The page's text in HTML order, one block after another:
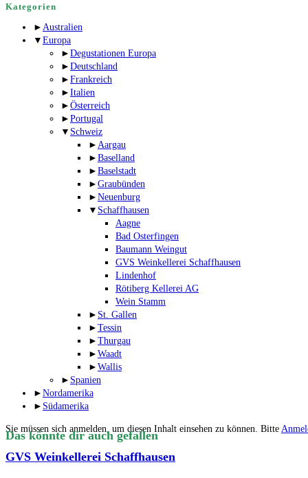
Kategorien
► Australien
▼ Europa
► Degustationen Europa
► Deutschland
► Frankreich
► Italien
► Österreich
► Portugal
▼ Schweiz
► Aargau
► Baselland
► Baselstadt
► Graubünden
► Neuenburg
▼ Schaffhausen
Aagne
Bad Osterfingen
Baumann Weingut
GVS Weinkellerei Schaffhausen
Lindenhof
Rötiberg Kellerei AG
Wein Stamm
► St. Gallen
► Tessin
► Thurgau
► Waadt
► Wallis
► Spanien
► Nordamerika
► Südamerika
Sie müssen sich anmelden, um diesen Inhalt einsehen zu können. Bitte
Das könnte dir auch gefallen
GVS Weinkellerei Schaffhausen